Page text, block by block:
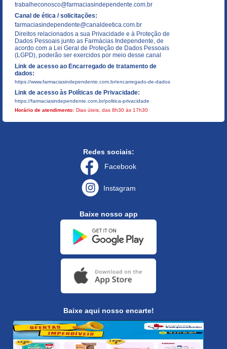
trabalheconosco@farmaciasindependente.com.br
Canal de ética / solicitações:
farmaciasindependente@canaldeetica.com.br
Direitos relacionados a sua Privacidade e à Proteção de
Dados Pessoais junto as Farmácias Independente, de
acordo com a Lei Geral de Proteção de Dados Pessoais
(LGPD), poderão ser exercidos por meio desse canal
Link de acesso ao Encarregado de tratamento de
dados:
https://www.farmaciasindependente.com.br/encarregado-de-dados
Link de acesso às Políticas de Privacidade:
https://farmaciasindependente.com.br/politica-privacidade
Horário de atendimento: Dias úteis, das 8h30 às 17h30
Redes sociais:
Facebook
Instagram
Baixe nosso app
Baixe aqui nosso encarte!